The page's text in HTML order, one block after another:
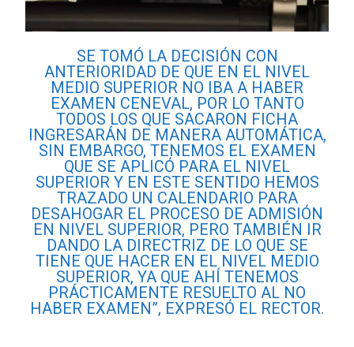
SE TOMÓ LA DECISIÓN CON
ANTERIORIDAD DE QUE EN EL NIVEL
MEDIO SUPERIOR NO IBA A HABER
EXAMEN CENEVAL, POR LO TANTO
TODOS LOS QUE SACARON FICHA
INGRESARÁN DE MANERA AUTOMÁTICA,
SIN EMBARGO, TENEMOS EL EXAMEN
QUE SE APLICÓ PARA EL NIVEL
SUPERIOR Y EN ESTE SENTIDO HEMOS
TRAZADO UN CALENDARIO PARA
DESAHOGAR EL PROCESO DE ADMISIÓN
EN NIVEL SUPERIOR, PERO TAMBIÉN IR
DANDO LA DIRECTRIZ DE LO QUE SE
TIENE QUE HACER EN EL NIVEL MEDIO
SUPERIOR, YA QUE AHÍ TENEMOS
PRÁCTICAMENTE RESUELTO AL NO
HABER EXAMEN”, EXPRESÓ EL RECTOR.